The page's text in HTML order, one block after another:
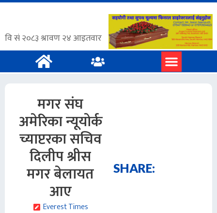
मगर संघ
अमेरिका न्यूयोर्क
च्याप्टरका सचिव
दिलीप श्रीस
मगर बेलायत
आए
Everest Times
SHARE: